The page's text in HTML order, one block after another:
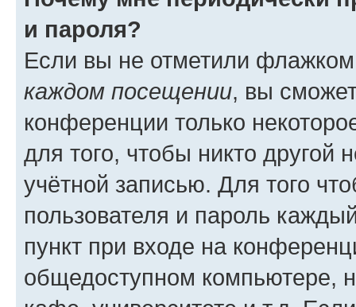
и пароля?
Если вы не отметили
каждом посещении, вы
конференции только
для того, чтобы никто другой
учётной записью. Для того
пользователя и пароль
пункт при входе на
общедоступном компьютере,